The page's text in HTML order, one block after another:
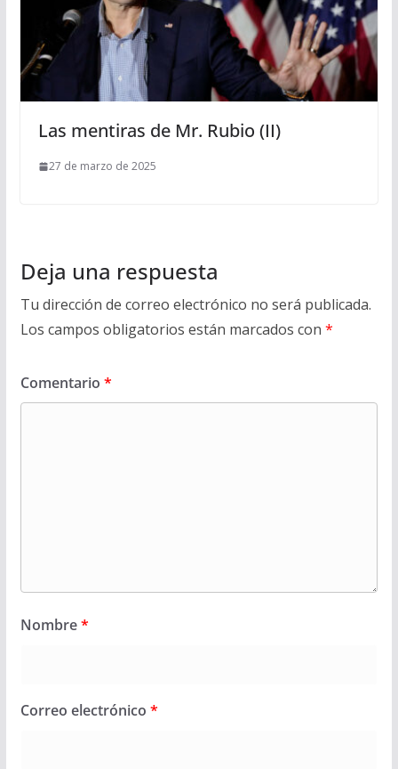
Las mentiras de Mr. Rubio (II)
27 de marzo de 2025
Deja una respuesta
Tu dirección de correo electrónico no será publicada.
Los campos obligatorios están marcados con *
Comentario *
Nombre*
Correo electrónico *